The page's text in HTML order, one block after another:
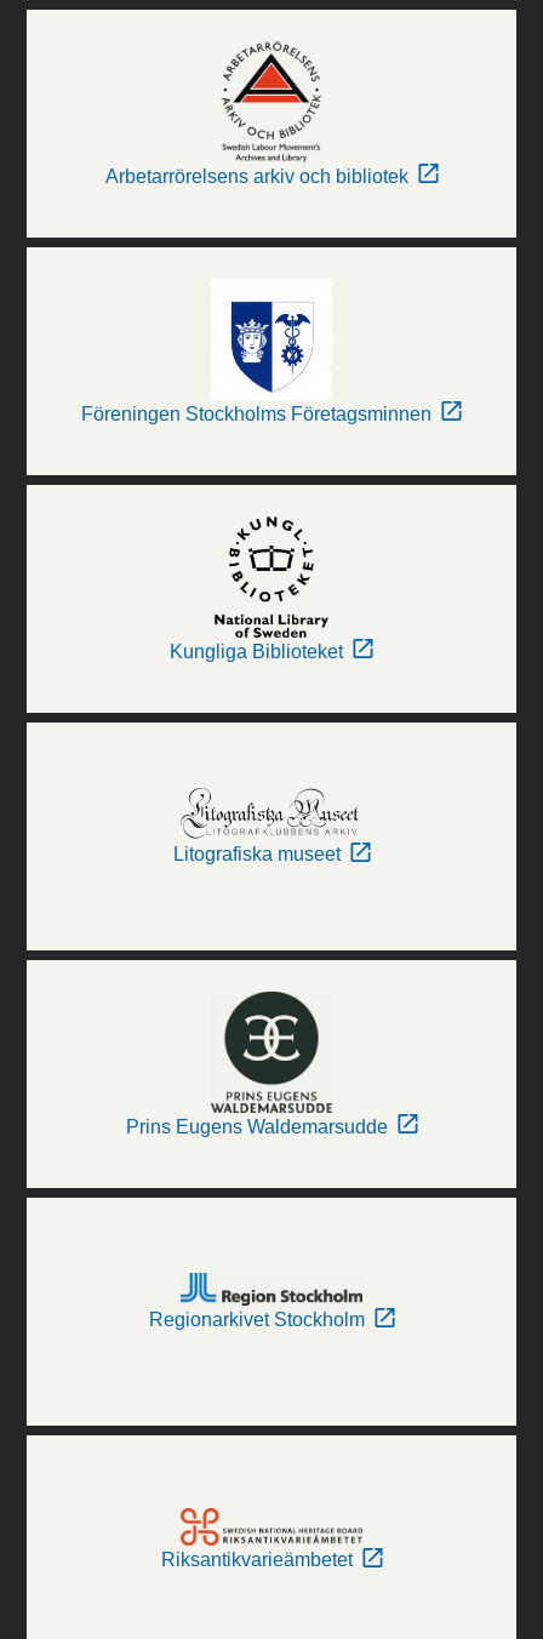
Arbetarrörelsens arkiv och bibliotek
Föreningen Stockholms Företagsminnen
Kungliga Biblioteket
Litografiska museet
Prins Eugens Waldemarsudde
Regionarkivet Stockholm
Riksantikvarieämbetet